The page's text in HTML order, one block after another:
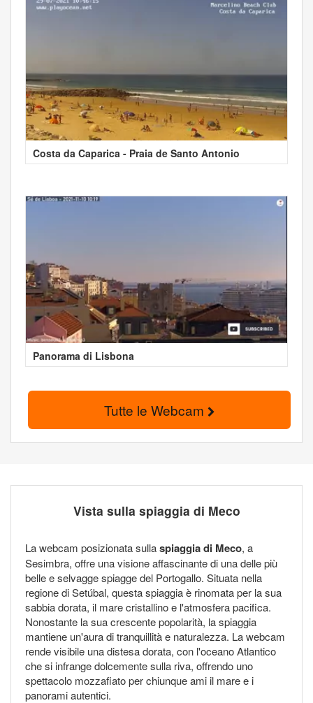
Costa da Caparica - Praia de Santo Antonio
Panorama di Lisbona
Tutte le Webcam
Vista sulla spiaggia di Meco
La webcam posizionata sullaspiaggia di Meco, a
Sesimbra, offre una visione affascinante di una delle più
belle e selvagge spiagge del Portogallo. Situata nella
regione di Setúbal, questa spiaggia è rinomata per la sua
sabbia dorata, il mare cristallino e l'atmosfera pacifica.
Nonostante la sua crescente popolarità, la spiaggia
mantiene un'aura di tranquillità e naturalezza. La webcam
rende visibile una distesa dorata, con l'oceano Atlantico
che si infrange dolcemente sulla riva, offrendo uno
spettacolo mozzafiato per chiunque ami il mare e i
panorami autentici.